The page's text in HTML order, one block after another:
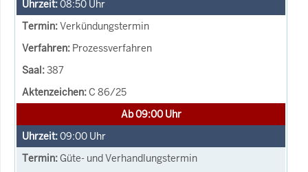
08:50 Uhr
Verkündungstermin
Prozessverfahren
387
C 86/25
Ab 09:00 Uhr
09:00 Uhr
Güte- und Verhandlungstermin